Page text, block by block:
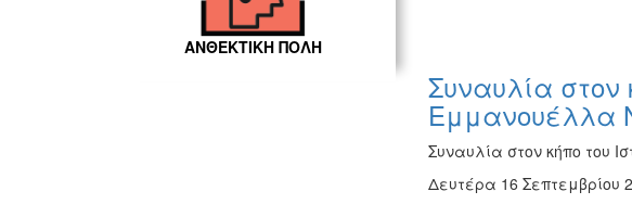
ΑΝΘΕΚΤΙΚΗ ΠΟΛΗ
Συναυλία στον
Εμμανουέλλα
Συναυλία στον κήπο του
Δευτέρα 16 Σεπτεμβρίου